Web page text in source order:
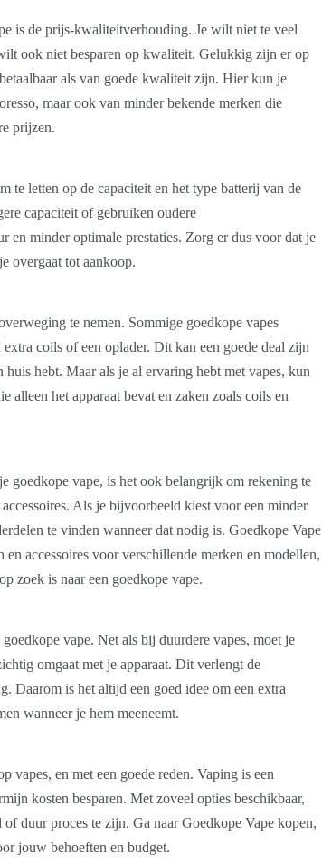
is de prijs-kwaliteitverhouding. Je wilt niet te veel
ook niet besparen op kwaliteit. Gelukkig zijn er op
als van goede kwaliteit zijn. Hier kun je
maar ook van minder bekende merken die
prijzen.
letten op de capaciteit en het type batterij van de
capaciteit of gebruiken oudere
en minder optimale prestaties. Zorg er dus voor dat je
overgaat tot aankoop.
te nemen. Sommige goedkope vapes
coils of een oplader. Dit kan een goede deal zijn
hebt. Maar als je al ervaring hebt met vapes, kun
alleen het apparaat bevat en zaken zoals coils en
goedkope vape, is het ook belangrijk om rekening te
Als je bijvoorbeeld kiest voor een minder
te vinden wanneer dat nodig is. Goedkope Vape
accessoires voor verschillende merken en modellen,
zoek is naar een goedkope vape.
vape. Net als bij duurdere vapes, moet je
omgaat met je apparaat. Dit verlengt de
Daarom is het altijd een goed idee om een extra
wanneer je hem meeneemt.
vapes, en met een goede reden. Vaping is een
kosten besparen. Met zoveel opties beschikbaar,
duur proces te zijn. Ga naar Goedkope Vape kopen,
jouw behoeften en budget.